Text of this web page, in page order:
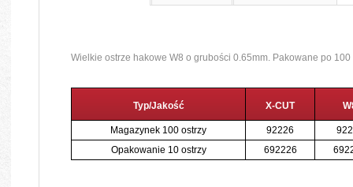
Wielkie ostrze hakowe W8 o grubości 0.65mm. Pakowane po 100
Typ/Jakość X-CUT
Magazynek 100 ostrzy 92226
Opakowanie 10 ostrzy
692226